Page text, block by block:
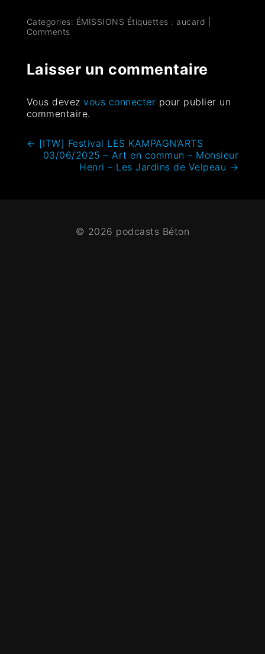
Categories: ÉMISSIONS Étiquettes : aucard
Comments
Laisser un commentaire
Vous devezvous connecter pour publier un
commentaire.
← [ITW] Festival LES KAMPAGN’ARTS
03/06/2025 – Art en commun – Monsieur
Henri – Les Jardins de Velpeau →
© 2026 podcasts Béton